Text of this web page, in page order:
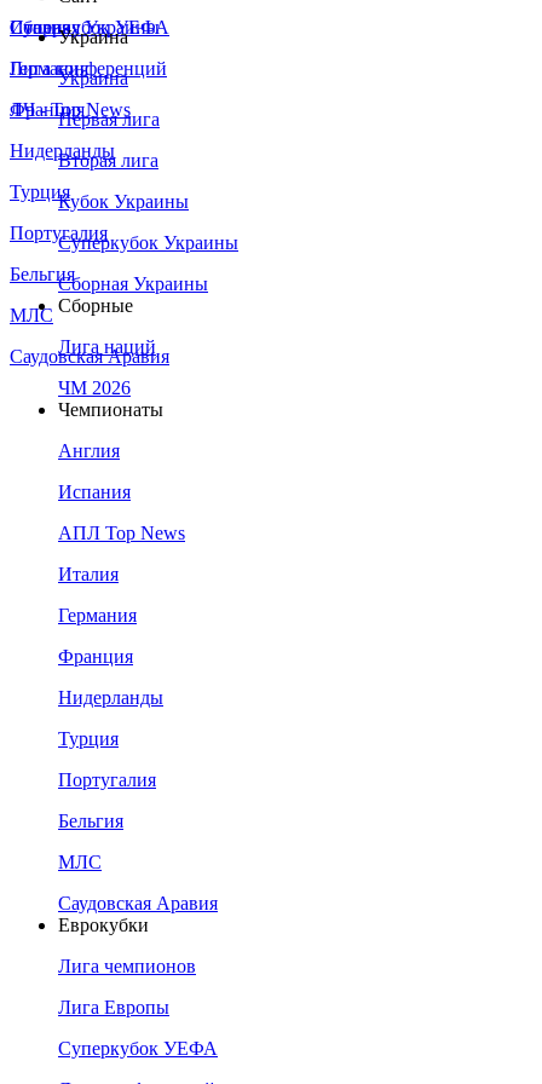
Сборная Украины
Италия
Германия
Франция
Нидерланды
Турция
Португалия
Бельгия
МЛС
Саудовская Аравия
Суперкубок УЕФА
Лига конференций
ЛЧ - Top News
Украина
Украина
Первая лига
Вторая лига
Кубок Украины
Суперкубок Украины
Сборная Украины
Сборные
Лига наций
ЧМ 2026
Чемпионаты
Англия
Испания
АПЛ Top News
Италия
Германия
Франция
Нидерланды
Турция
Португалия
Бельгия
МЛС
Саудовская Аравия
Еврокубки
Лига чемпионов
Лига Европы
Суперкубок УЕФА